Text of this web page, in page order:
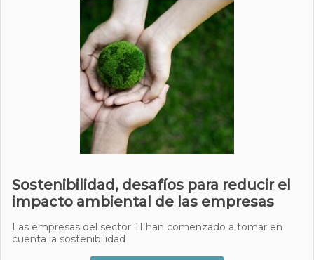
Sostenibilidad, desafíos para reducir el
impacto ambiental de las empresas
Las empresas del sector TI han comenzado a tomar en
cuenta la sostenibilidad